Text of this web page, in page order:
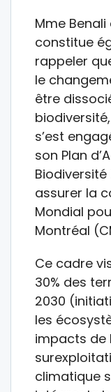
Mme
constitue
rappeler
le
être
s’est
son Plan
Biodiversité
assurer la
Mondial
Montréal
Ce cadre
30% des
2030
les
impacts de
climatique